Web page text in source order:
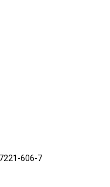
606-7